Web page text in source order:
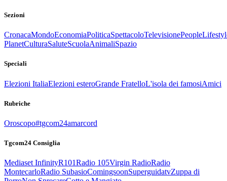
Sezioni
CronacaMondoEconomiaPoliticaSpettacoloTelevisionePeople
PlanetCulturaSaluteScuolaAnimaliSpazio
Speciali
Elezioni ItaliaElezioni esteroGrande FratelloL'isola dei famosiAmici
Rubriche
Oroscopo#tgcom24amarcord
Tgcom24 Consiglia
Mediaset InfinityR101Radio 105Virgin RadioRadio
MontecarloRadio SubasioComingsoonSuperguidatvZuppa di